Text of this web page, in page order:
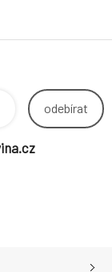
odebírat